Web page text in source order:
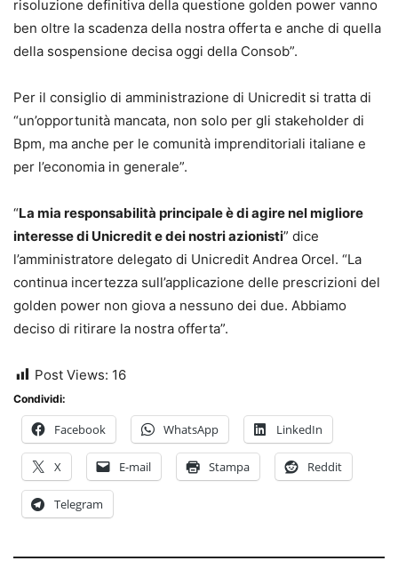
risoluzione definitiva della questione golden power vanno
ben oltre la scadenza della nostra offerta e anche di quella
della sospensione decisa oggi della Consob”.
Per il consiglio di amministrazione di Unicredit si tratta di
“un’opportunità mancata, non solo per gli stakeholder di
Bpm, ma anche per le comunità imprenditoriali italiane e
per l’economia in generale”.
“La mia responsabilità principale è di agire nel migliore
interesse di Unicredit e dei nostri azionisti” dice
l’amministratore delegato di Unicredit Andrea Orcel. “La
continua incertezza sull’applicazione delle prescrizioni del
golden power non giova a nessuno dei due. Abbiamo
deciso di ritirare la nostra offerta”.
Post Views: 16
Condividi:
Facebook WhatsApp LinkedIn
X E-mail Stampa Reddit
Telegram